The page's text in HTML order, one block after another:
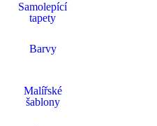
Samolepící
tapety
Barvy
Malířské
šablony